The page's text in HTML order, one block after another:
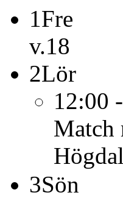
1Fre
v.18
2Lör
12:00
Match
3Sön